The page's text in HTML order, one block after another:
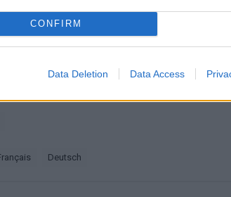
CONFIRM
Data Deletion Data Access
Obserwuj nas na
français deutsch